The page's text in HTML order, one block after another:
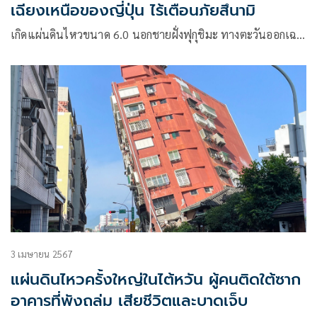
เฉียงเหนือของญี่ปุ่น ไร้เตือนภัยสึนามิ
เกิดแผ่นดินไหวขนาด 6.0 นอกชายฝั่งฟุกุชิมะ ทางตะวันออกเฉ…
3 เมษายน 2567
แผ่นดินไหวครั้งใหญ่ในไต้หวัน ผู้คนติดใต้ซาก
อาคารที่พังถล่ม เสียชีวิตและบาดเจ็บ